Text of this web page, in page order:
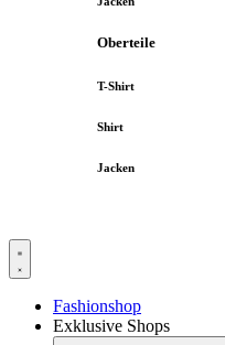
Oberteile
T-Shirt
Shirt
Jacken
Fashionshop
Exklusive Shops